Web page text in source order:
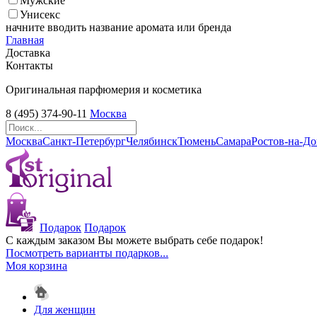
Унисекс
начните вводить название аромата или бренда
Главная
Доставка
Контакты
Оригинальная парфюмерия и косметика
8 (495) 374-90-11 Москва
МоскваСанкт-ПетербургЧелябинскТюменьСамараРостов-на-
Подарок Подарок
С каждым заказом Вы можете выбрать себе подарок!
Посмотреть варианты подарков...
Моя корзина
Для женщин